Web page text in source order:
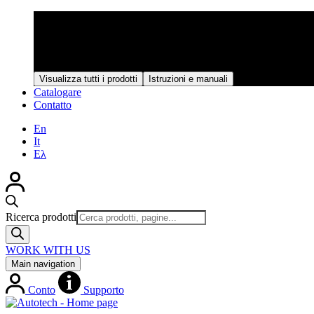
Visualizza tutti i prodotti Istruzioni e manuali
Catalogare
Contatto
En
It
Ελ
Ricerca prodotti
WORK WITH US
Main navigation
Conto Supporto